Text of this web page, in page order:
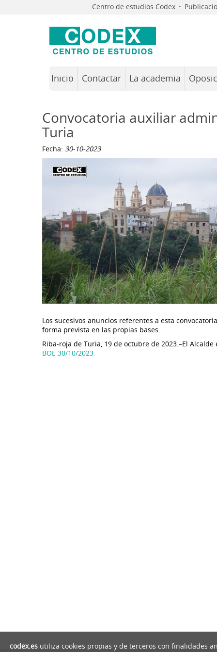
Centro de estudios Codex ·
Inicio Contactar La academia
Convocatoria auxiliar
Turia
Fecha: 30-10-2023
Los sucesivos anuncios referentes a esta
forma prevista en las propias bases.
Riba-roja de Turia, 19 de octubre de 2023.–El
BOE 30/10/2023
codex.es utiliza cookies propias y de terceros con finalidades